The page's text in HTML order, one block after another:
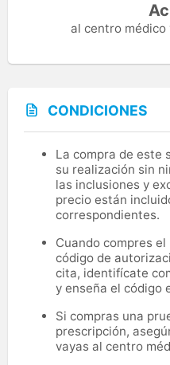
al centro
CONDICIONES
La compra de este
su realización sin
las inclusiones y
precio están
correspondientes.
Cuando compres
código de
cita, identifícate
y enseña el código
Si compras una
prescripción,
vayas al centro